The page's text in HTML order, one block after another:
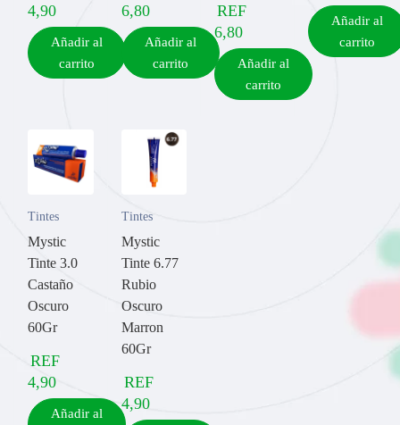
4,90
Añadir al
carrito
6,80
Añadir al
carrito
REF
6,80
Añadir al
carrito
Añadir al
carrito
Tintes
Mystic
Tinte 3.0
Castaño
Oscuro
60Gr
REF
4,90
Añadir al
Tintes
Mystic
Tinte 6.77
Rubio
Oscuro
Marron
60Gr
REF
4,90